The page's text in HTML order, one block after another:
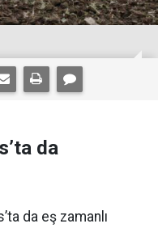
da
da eş zamanlı